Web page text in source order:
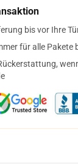
bis vor Ihre
für alle Pakete